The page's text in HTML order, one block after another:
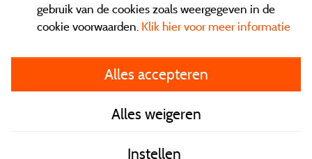
General terms of use
Contact gegevens
Algemene verkoopvoorwaarden
gebruik van de cookies zoals weergegeven in de
cookie voorwaarden. Klik hier voor meer informatie
Alles accepteren
Alles weigeren
Instellen